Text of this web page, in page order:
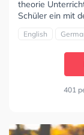
theorie
Schüler ein mit
English
401